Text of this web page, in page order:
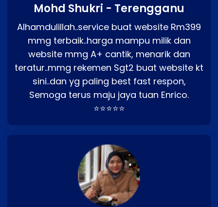
Mohd Shukri - Terengganu
Alhamdulillah..service buat website Rm399
mmg terbaik..harga mampu milik dan
website mmg A+ cantik, menarik dan
teratur..mmg rekemen Sgt2 buat website kt
sini..dan yg paling best fast respon,
Semoga terus maju jaya tuan Enrico.
⭐⭐⭐⭐⭐